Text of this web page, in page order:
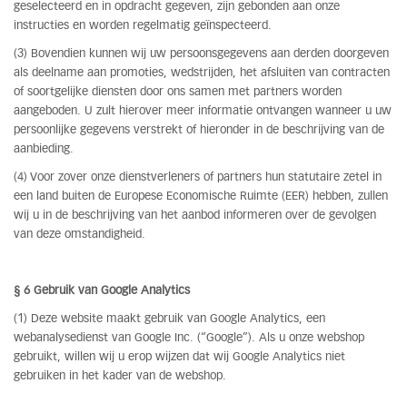
geselecteerd en in opdracht gegeven, zijn gebonden aan onze
instructies en worden regelmatig geïnspecteerd.
(3) Bovendien kunnen wij uw persoonsgegevens aan derden doorgeven
als deelname aan promoties, wedstrijden, het afsluiten van contracten
of soortgelijke diensten door ons samen met partners worden
aangeboden. U zult hierover meer informatie ontvangen wanneer u uw
persoonlijke gegevens verstrekt of hieronder in de beschrijving van de
aanbieding.
(4) Voor zover onze dienstverleners of partners hun statutaire zetel in
een land buiten de Europese Economische Ruimte (EER) hebben, zullen
wij u in de beschrijving van het aanbod informeren over de gevolgen
van deze omstandigheid.
§ 6 Gebruik van Google Analytics
(1) Deze website maakt gebruik van Google Analytics, een
webanalysedienst van Google Inc. (“Google”). Als u onze webshop
gebruikt, willen wij u erop wijzen dat wij Google Analytics niet
gebruiken in het kader van de webshop.